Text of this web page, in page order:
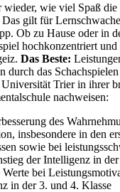
wieder, wie viel Spaß
Das gilt für
Ob zu Hause oder in
hochkonzentriert
Das Beste:
durch das Schachspielen
Trier in ihrer
nachweisen:
des
insbesondere in den
sowie bei
der Intelligenz in
bei
in der 3. und 4. Klasse